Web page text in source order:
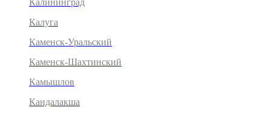
Калининград
Калуга
Каменск-Уральский
Каменск-Шахтинский
Камышлов
Кандалакша